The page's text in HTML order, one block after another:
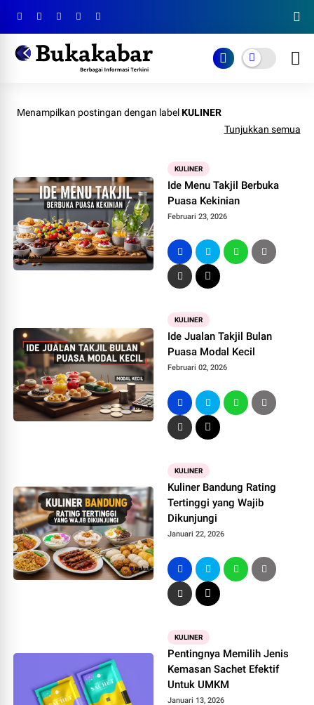
Menampilkan postingan dengan labelKULINER
Tunjukkan semua
KULINER
Ide Menu Takjil Berbuka
Puasa Kekinian
Februari 23, 2026
KULINER
Ide Jualan Takjil Bulan
Puasa Modal Kecil
Februari 02, 2026
KULINER
Kuliner Bandung Rating
Tertinggi yang Wajib
Dikunjungi
Januari 22, 2026
KULINER
Pentingnya Memilih Jenis
Kemasan Sachet Efektif
Untuk UMKM
Januari 13, 2026